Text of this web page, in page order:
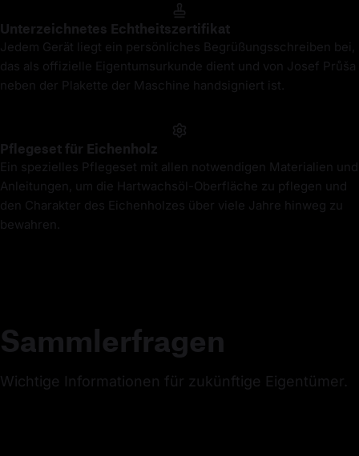
Unterzeichnetes Echtheitszertifikat
Jedem Gerät liegt ein persönliches Begrüßungsschreiben bei,
das als offizielle Eigentumsurkunde dient und von Josef Průša
neben der Plakette der Maschine handsigniert ist.
Pflegeset für Eichenholz
Ein spezielles Pflegeset mit allen notwendigen Materialien und
Anleitungen, um die Hartwachsöl-Oberfläche zu pflegen und
den Charakter des Eichenholzes über viele Jahre hinweg zu
bewahren.
Sammlerfragen
Wichtige Informationen für zukünftige Eigentümer.